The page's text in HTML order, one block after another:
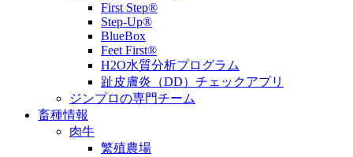
First Step®
Step-Up®
BlueBox
Feet First®
H2O水質分析プログラム
趾皮膚炎（DD）チェックアプリ
ジンプロの専門チーム
畜種情報
肉牛
繁殖農場